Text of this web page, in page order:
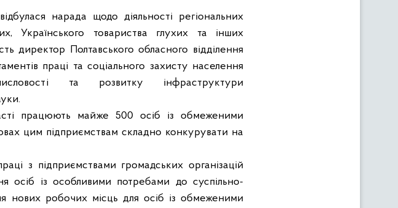
нарада щодо діяльності регіональних
Українського товариства глухих та інших
директор Полтавського обласного відділення
праці та соціального захисту населення
та розвитку інфраструктури
працюють майже 500 осіб із обмеженими
цим підприємствам складно конкурувати на
з підприємствами громадських організацій
осіб із особливими потребами до суспільно-
нових робочих місць для осіб із обмеженими